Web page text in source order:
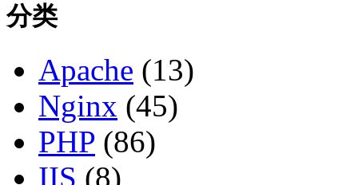
分类
Apache (13)
Nginx (45)
PHP (86)
IIS (8)